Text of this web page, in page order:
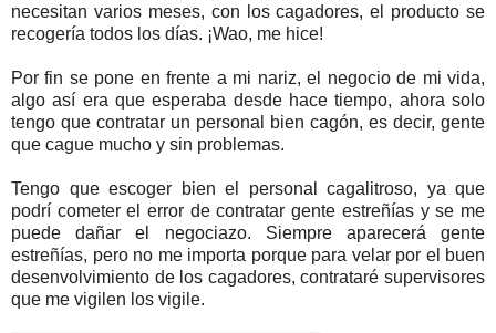
necesitan varios meses, con los cagadores, el producto se
recogería todos los días. ¡Wao, me hice!
Por fin se pone en frente a mi nariz, el negocio de mi vida,
algo así era que esperaba desde hace tiempo, ahora solo
tengo que contratar un personal bien cagón, es decir, gente
que cague mucho y sin problemas.
Tengo que escoger bien el personal cagalitroso, ya que
podrí cometer el error de contratar gente estreñías y se me
puede dañar el negociazo. Siempre aparecerá gente
estreñías, pero no me importa porque para velar por el buen
desenvolvimiento de los cagadores, contrataré supervisores
que me vigilen los vigile.